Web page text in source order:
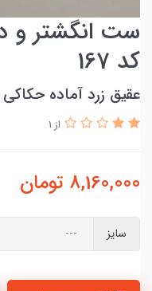
ست انگشتر و
کد 167
عقیق زرد آماده
از 1
8,160,000 تومان
سایز